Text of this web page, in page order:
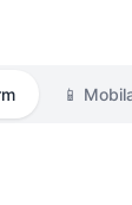
📱